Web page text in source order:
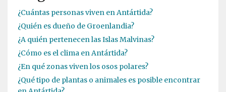
¿Cuántas personas viven en Antártida?
¿Quién es dueño de Groenlandia?
¿A quién pertenecen las Islas Malvinas?
¿Cómo es el clima en Antártida?
¿En qué zonas viven los osos polares?
¿Qué tipo de plantas o animales es posible encontrar